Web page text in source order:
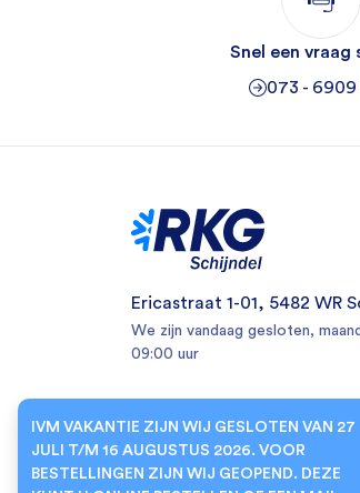
Snel een vraag
073 - 6909
Ericastraat 1-01, 5482 WR
We zijn vandaag gesloten,
09:00 uur
IVM VAKANTIE ZIJN WIJ GESLOTEN VAN 27
JULI T/M 16 AUGUSTUS 2026. VOOR
BESTELLINGEN ZIJN WIJ GEOPEND. DEZE